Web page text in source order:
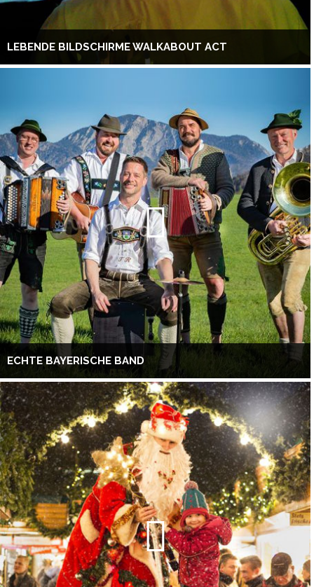
LEBENDE BILDSCHIRME WALKABOUT ACT
ECHTE BAYERISCHE BAND